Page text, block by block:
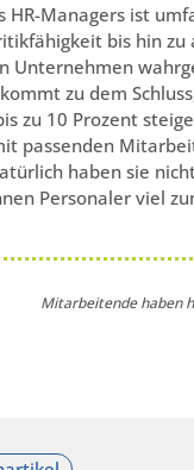
HR-Managers ist
bis hin
Unternehmen
zu dem
zu 10 Prozent
passenden
haben sie
Personaler viel
Mitarbeitende haben